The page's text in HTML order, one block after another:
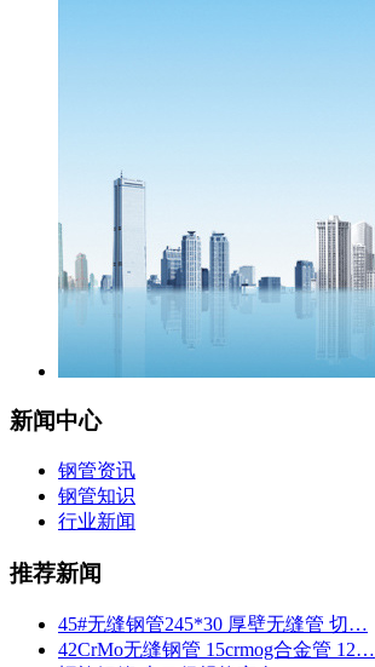
新闻中心
钢管资讯
钢管知识
行业新闻
推荐新闻
45#无缝钢管245*30 厚壁无缝管 切…
42CrMo无缝钢管 15crmog合金管 12…